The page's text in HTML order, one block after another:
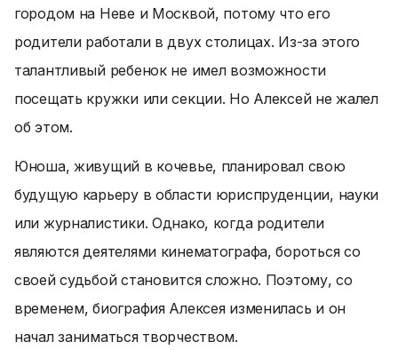
городом на Неве и Москвой, потому что его
родители работали в двух столицах. Из-за этого
талантливый ребенок не имел возможности
посещать кружки или секции. Но Алексей не жалел
об этом.
Юноша, живущий в кочевье, планировал свою
будущую карьеру в области юриспруденции, науки
или журналистики. Однако, когда родители
являются деятелями кинематографа, бороться со
своей судьбой становится сложно. Поэтому, со
временем, биография Алексея изменилась и он
начал заниматься творчеством.